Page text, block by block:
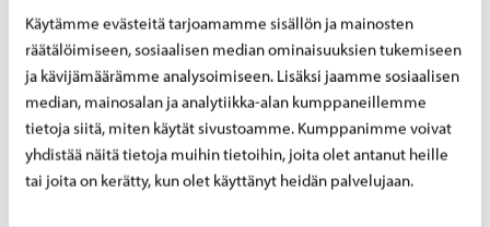
Käytämme evästeitä tarjoamamme sisällön ja mainosten
räätälöimiseen, sosiaalisen median ominaisuuksien tukemiseen
ja kävijämäärämme analysoimiseen. Lisäksi jaamme sosiaalisen
median, mainosalan ja analytiikka-alan kumppaneillemme
tietoja siitä, miten käytät sivustoamme. Kumppanimme voivat
yhdistää näitä tietoja muihin tietoihin, joita olet antanut heille
tai joita on kerätty, kun olet käyttänyt heidän palvelujaan.
Runeberg toimi Porvoon kymnaasissa (Borgå Gymnasium)
Rooman ja Kreikan kirjallisuuden lehtorina ja vuosina
1847–1850 myös rehtorina. Lukion opiskelijoiden kuoro
otti tavakseen käydä tervehtimässä opettajaansa
laulamalla tämän syntymäpäivänä. VPK:n perustamisen
jälkeen tapa siirtyi palokunnan omalle kuorolle. Sekä